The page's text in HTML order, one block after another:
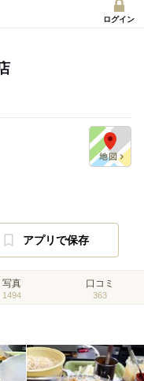
ログイン
アプリで保存
写真
1494
口コミ
363